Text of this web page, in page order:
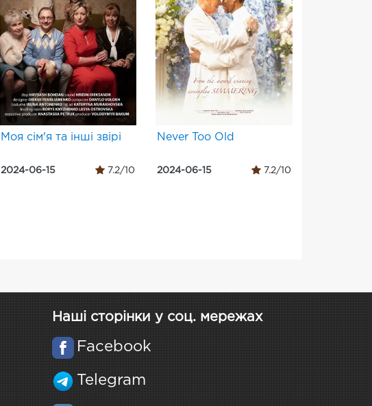
Моя сім'я та інші звірі
2024-06-15 7.2/10
Never Too Old
2024-06-15 7.2/10
Наші сторінки у соц. мережах
Facebook
Telegram